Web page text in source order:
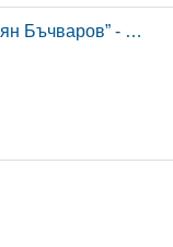
Драматичен театър ”Стоян Бъчваров” - Варна